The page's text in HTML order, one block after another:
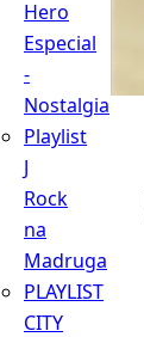
Hero
Especial
-
Nostalgia
Playlist
J
Rock
na
Madruga
PLAYLIST
CITY